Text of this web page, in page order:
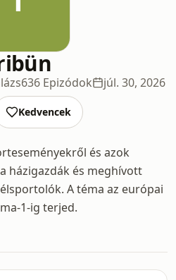
636 Epizódok júl. 30, 2026
Kedvencek
és azok
házigazdák és meghívott
A téma az európai
1-ig terjed.